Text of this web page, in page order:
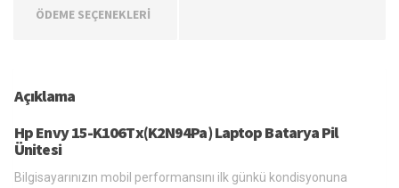
ÖDEME SEÇENEKLERİ
Açıklama
Hp Envy 15-K106Tx(K2N94Pa) Laptop Batarya Pil
Ünitesi
Bilgisayarınızın mobil performansını ilk günkü kondisyonuna